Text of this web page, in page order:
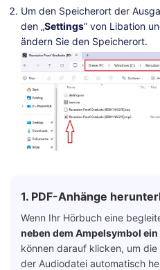
Um den Speicherort der
den „Settings“ von Libation
ändern Sie den Speicherort.
1. PDF-Anhänge
Wenn Ihr Hörbuch eine
neben dem Ampelsymbol ein
können darauf klicken, um
der Audiodatei automatisch